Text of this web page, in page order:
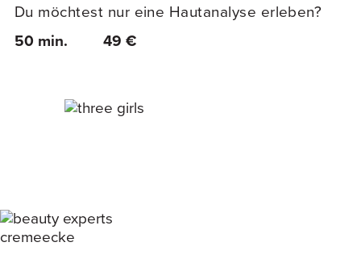
Du möchtest nur eine Hautanalyse erleben?
50 min.
49 €